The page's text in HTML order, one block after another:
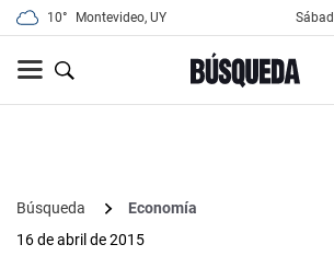
10° Montevideo, UY
Búsqueda
Economía
16 de abril de 2015